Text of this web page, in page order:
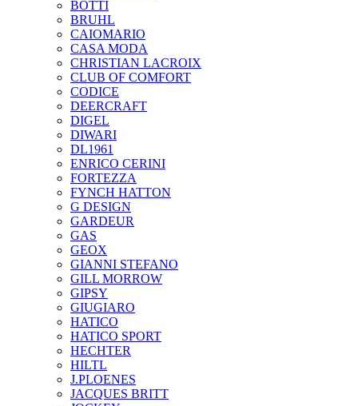
BOTTI
BRUHL
CAIOMARIO
CASA MODA
CHRISTIAN LACROIX
CLUB OF COMFORT
CODICE
DEERCRAFT
DIGEL
DIWARI
DL1961
ENRICO CERINI
FORTEZZA
FYNCH HATTON
G DESIGN
GARDEUR
GAS
GEOX
GIANNI STEFANO
GILL MORROW
GIPSY
GIUGIARO
HATICO
HATICO SPORT
HECHTER
HILTL
J.PLOENES
JAСQUES BRITT